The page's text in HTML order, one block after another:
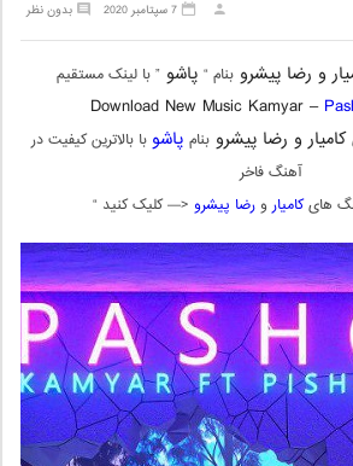
بدون نظر 7 سپتامبر 2020
و رضا پیشرو بنام “ پاشو ” با لینک مستقیم
Download New Music Kamyar –
کامیار و رضا پیشرو بنام پاشوبا بالاترین کیفیت در
آهنگ فاخر
هایکامیارورضا پیشرو <— کلیک کنید “